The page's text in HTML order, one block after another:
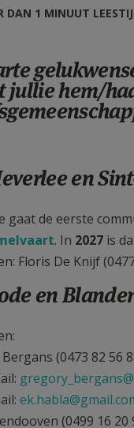
DAN 1 MINUUT
jullie hem/
en
gaat de eerste
. In 2027 is
Floris De Knijf
en
(0473 82 56
(0499 16 20